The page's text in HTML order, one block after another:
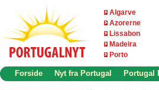
Algarve
Azorerne
Lissabon
Madeira
Porto
Forside Nyt fra Portugal Portugal